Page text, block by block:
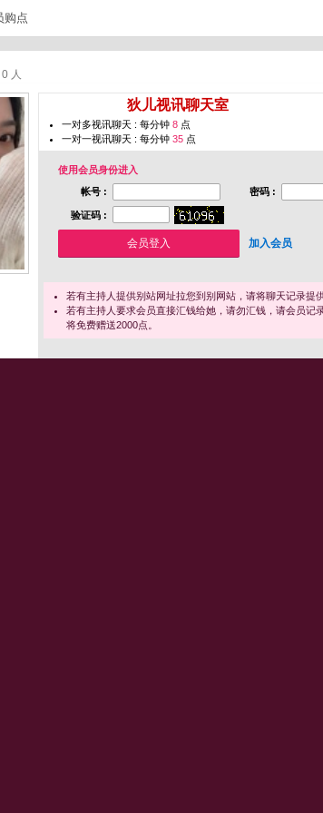
购点
人
狄儿视讯聊天室
一对多视讯聊天 : 每分钟 8 点
一对一视讯聊天 : 每分钟 35 点
使用会员身份进入
帐号 :
密码 :
验证码 :
加入会员
若有主持人提供别站网址拉您到别网站，请将聊天记录提
若有主持人要求会员直接汇钱给她，请勿汇钱，请会员
将免费赠送2000点。